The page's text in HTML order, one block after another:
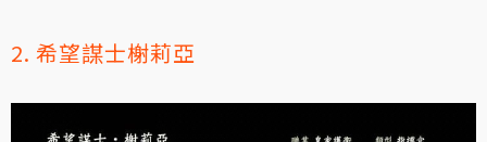
2. 希望謀士榭莉亞